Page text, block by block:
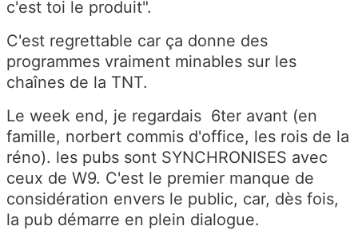
c'est toi le produit".
C'est regrettable car ça donne des
programmes vraiment minables sur les
chaînes de la TNT.
Le week end, je regardais 6ter avant (en
famille, norbert commis d'office, les rois de la
réno). les pubs sont SYNCHRONISES avec
ceux de W9. C'est le premier manque de
considération envers le public, car, dès fois,
la pub démarre en plein dialogue.